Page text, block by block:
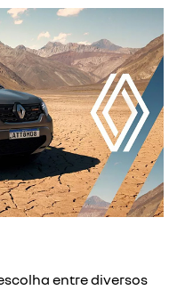
entre diversos